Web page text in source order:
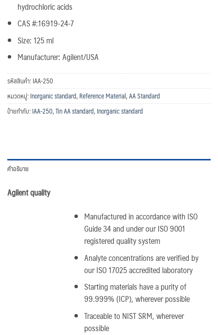
hydrochloric acids
CAS #:16919-24-7
Size: 125 ml
Manufacturer: Agilent/USA
รหัสสินค้า:IAA-250
หมวดหมู่:Inorganic standard, Reference Material,AA Standard
ป้ายกำกับ:IAA-250,Tin AA standard, Inorganic standard
คำอธิบาย
Agilent quality
Manufactured in accordance with ISO
Guide 34 and under our ISO 9001
registered quality system
Analyte concentrations are verified by
our ISO 17025 accredited laboratory
Starting materials have a purity of
99.999% (ICP), wherever possible
Traceable to NIST SRM, wherever
possible